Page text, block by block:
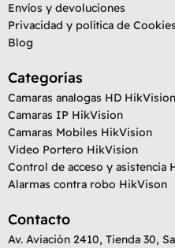
Envíos y devoluciones
Privacidad y política de Cookies
Blog
Categorías
Camaras analogas HD HikVision
Camaras IP HikVision
Camaras Mobiles HikVision
Video Portero HikVision
Control de acceso y asistencia
Alarmas contra robo HikVison
Contacto
Av. Aviación 2410, Tienda 30,